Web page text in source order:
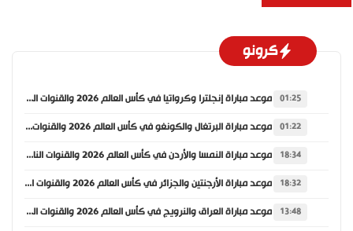
كرونو
01:25 موعد مباراة إنجلترا وكرواتيا في كأس العالم 2026 والقنوات الناقلة
01:22 موعد مباراة البرتغال والكونغو في كأس العالم 2026 والقنوات الناقلة
18:34 موعد مباراة النمسا والأردن في كأس العالم 2026 والقنوات الناقلة
18:32 موعد مباراة الأرجنتين والجزائر في كأس العالم 2026 والقنوات الناقلة
13:48 موعد مباراة العراق والنرويج في كأس العالم 2026 والقنوات الناقلة